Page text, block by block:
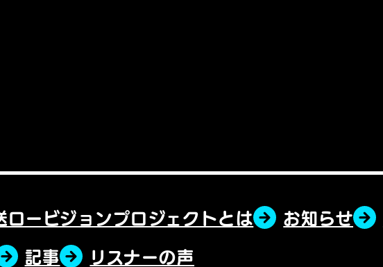
ロービジョンプロジェクトとは お知らせ
記事 リスナーの声